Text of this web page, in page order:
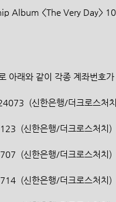
Album <The Very Day>
아래와 같이 각종 계좌번호가
(신한은행/더크로스처
(신한은행/더크로스처치)
(신한은행/더크로스처치)
(신한은행/더크로스처치)